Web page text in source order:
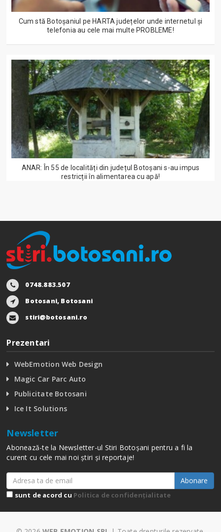
Cum stă Botoșaniul pe HARTA județelor unde internetul și
telefonia au cele mai multe PROBLEME!
ANAR: În 55 de localități din județul Botoșani s-au impus
restricții în alimentarea cu apă!
0748.883.507
Botosani, Botosani
stiri@botosani.ro
Prezentari
WebEmotion Web Design
Magic Car Parc Auto
Publicitate Botosani
Ice It Solutions
Newsletter
Abonează-te la Newsletter-ul Stiri Botoșani pentru a fi la
curent cu cele mai noi știri și reportaje!
Abonare
sunt de acord cu Politica de confidențialitate